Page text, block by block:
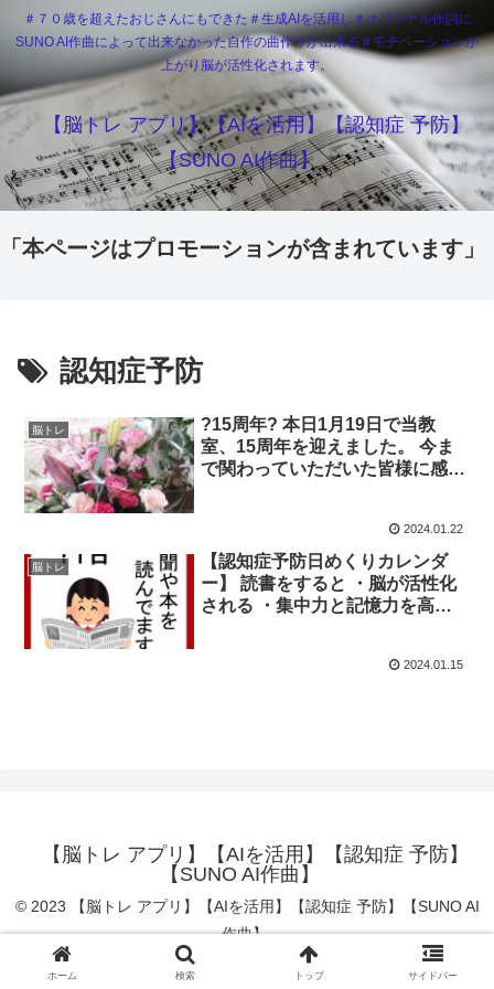
＃７０歳を超えたおじさんにもできた＃生成AIを活用し＃オリジナル作詞に
SUNO AI作曲によって出来なかった自作の曲作りが出来る＃モチベーションが
上がり脳が活性化されます。
【脳トレ アプリ】【AIを活用】【認知症 予防】
【SUNO AI作曲】
「本ページはプロモーションが含まれています」
認知症予防
脳トレ
?15周年? 本日1月19日で当教
室、15周年を迎えました。 今ま
で関わっていただいた皆様に感謝
い教室を続けられるよう頑張りま
す。
2024.01.22
脳トレ
【認知症予防日めくりカレンダ
ー】 読書をすると ・脳が活性化
される ・集中力と記憶力を高め
いう効果が期待できます。2024.01.15
【脳トレ アプリ】【AIを活用】【認知症 予防】
【SUNO AI作曲】
© 2023 【脳トレ アプリ】【AIを活用】【認知症 予防】【SUNO AI
作曲】.
ホーム 検索 トップ サイドバー